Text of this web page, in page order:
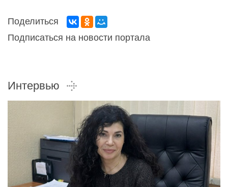
Поделиться
Подписаться на новости портала
Интервью